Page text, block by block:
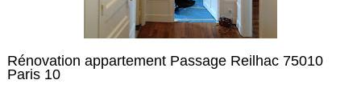
Rénovation appartementPassage Reilhac 75010
Paris 10